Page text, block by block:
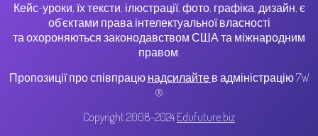
Кейс-уроки, їх тексти, ілюстрації, фото, графіка, дизайн, є
об’єктами права інтелектуальної власності
та охороняються законодавством США та міжнародним
правом.
Пропозиції про співпрацю надсилайте в адміністрацію 7W
®
Copyright 2008-2024 Edufuture.biz